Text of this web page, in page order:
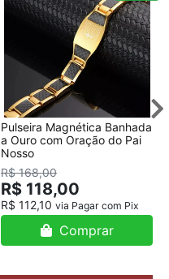
Pulseira Magnética Banhada
a Ouro com Oração do Pai
Nosso
R$ 168,00
R$ 118,00
R$ 112,10 via Pagar com Pix
Comprar